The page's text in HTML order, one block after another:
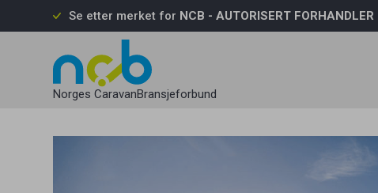
Se etter merket for NCB - AUTORISERT FORHANDLER
Norges CaravanBransjeforbund